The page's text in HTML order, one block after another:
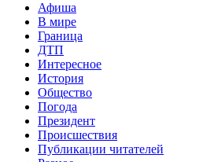
Афиша
В мире
Граница
ДТП
Интересное
История
Общество
Погода
Президент
Происшествия
Публикации читателей